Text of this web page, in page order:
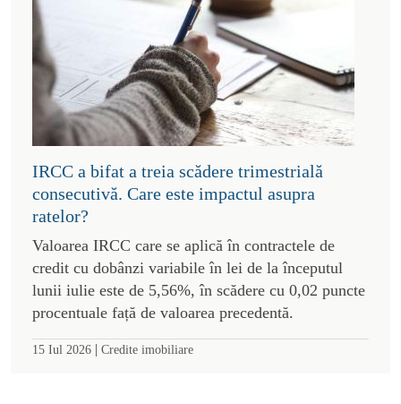
IRCC a bifat a treia scădere trimestrială
consecutivă. Care este impactul asupra
ratelor?
Valoarea IRCC care se aplică în contractele de
credit cu dobânzi variabile în lei de la începutul
lunii iulie este de 5,56%, în scădere cu 0,02 puncte
procentuale față de valoarea precedentă.
15 Iul 2026 | Credite imobiliare